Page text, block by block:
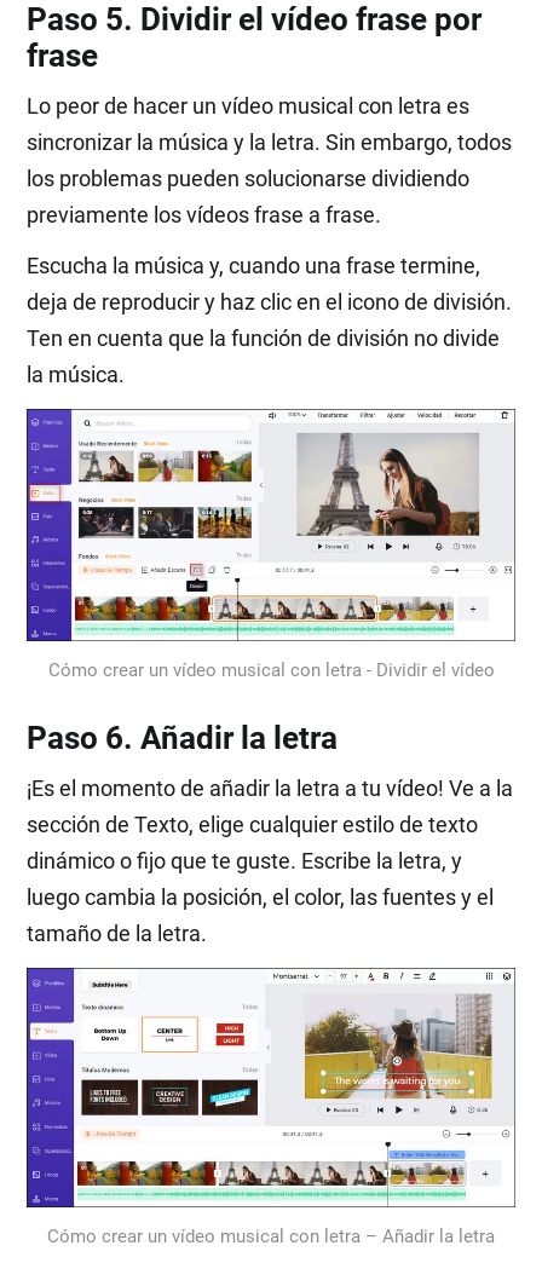
Paso 5. Dividir el vídeo frase por
frase
Lo peor de hacer un vídeo musical con letra es
sincronizar la música y la letra. Sin embargo, todos
los problemas pueden solucionarse dividiendo
previamente los vídeos frase a frase.
Escucha la música y, cuando una frase termine,
deja de reproducir y haz clic en el icono de división.
Ten en cuenta que la función de división no divide
la música.
Cómo crear un vídeo musical con letra - Dividir el vídeo
Paso 6. Añadir la letra
¡Es el momento de añadir la letra a tu vídeo! Ve a la
sección de Texto, elige cualquier estilo de texto
dinámico o fijo que te guste. Escribe la letra, y
luego cambia la posición, el color, las fuentes y el
tamaño de la letra.
Cómo crear un vídeo musical con letra – Añadir la letra